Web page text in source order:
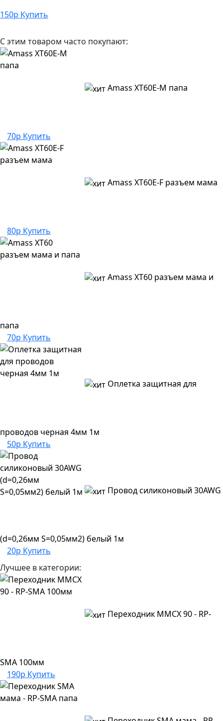
150р Купить
С этим товаром часто покупают:
Amass XT60E-M папа
70р Купить
Amass XT60E-F разъем мама
80р Купить
Amass XT60 разъем мама и
папа
70р Купить
Оплетка защитная для
проводов черная 4мм 1м
50р Купить
Провод силиконовый 30AWG
(d=0,26мм S=0,05мм2) белый 1м
20р Купить
Лучшее в категории:
Переходник MMCX 90 - RP-
SMA 100мм
190р Купить